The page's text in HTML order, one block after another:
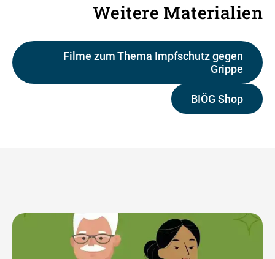
Weitere Materialien
Filme zum Thema Impfschutz gegen
Grippe
BIÖG Shop